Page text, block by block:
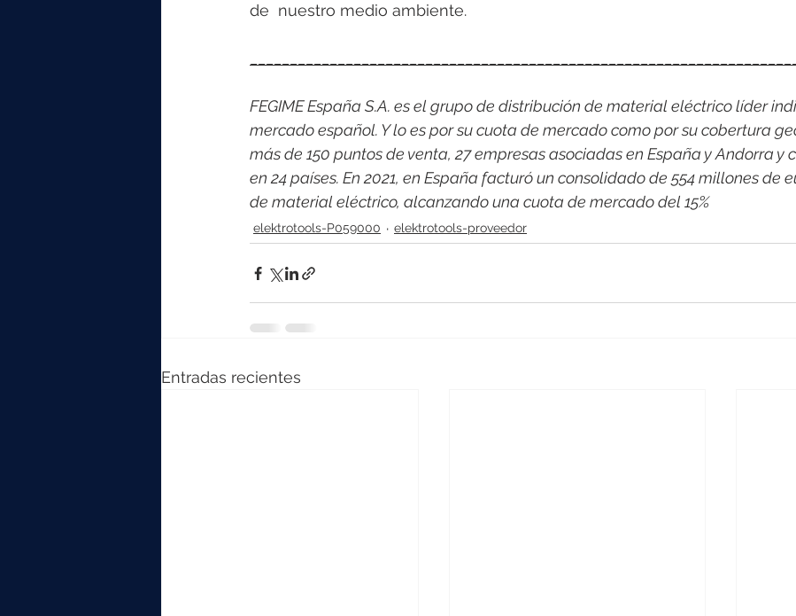
de  nuestro medio ambiente.
FEGIME España S.A. es el grupo de distribución de material eléctrico líder
mercado español. Y lo es por su cuota de mercado como por su cobertura
más de 150 puntos de venta, 27 empresas asociadas en España y Andorra y
en 24 países. En 2021, en España facturó un consolidado de 554 millones de
de material eléctrico, alcanzando una cuota de mercado del 15%
elektrotools-P059000 elektrotools-proveedor
Entradas recientes